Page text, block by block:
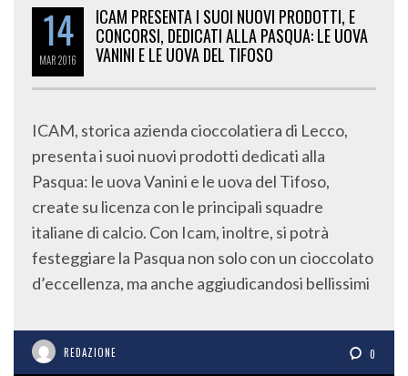
14
MAR2016
ICAM PRESENTA I SUOI NUOVI PRODOTTI, E
CONCORSI, DEDICATI ALLA PASQUA: LE UOVA
VANINI E LE UOVA DEL TIFOSO
ICAM, storica azienda cioccolatiera di Lecco,
presenta i suoi nuovi prodotti dedicati alla
Pasqua: le uova Vanini e le uova del Tifoso,
create su licenza con le principali squadre
italiane di calcio. Con Icam, inoltre, si potrà
festeggiare la Pasqua non solo con un cioccolato
d’eccellenza, ma anche aggiudicandosi bellissimi
REDAZIONE 0